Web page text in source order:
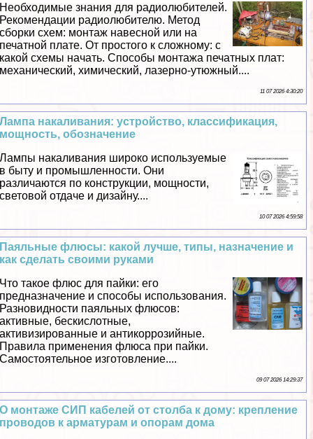
Необходимые знания для радиолюбителей.
Рекомендации радиолюбителю. Метод
сборки схем: монтаж навесной или на
печатной плате. От простого к сложному: с
какой схемы начать. Способы монтажа печатных плат:
механический, химический, лазерно-утюжный....
11 07 2026 4:30:20
Лампа накаливания: устройство, классификация,
мощность, обозначение
Лампы накаливания широко используемые
в быту и промышленности. Они
различаются по конструкции, мощности,
световой отдаче и дизайну....
10 07 2026 4:59:58
Паяльные флюсы: какой лучше, типы, назначение и
как сделать своими руками
Что такое флюс для пайки: его
предназначение и способы использования.
Разновидности паяльных флюсов:
активные, бескислотные,
активизированные и антикоррозийные.
Правила применения флюса при пайки.
Самостоятельное изготовление....
09 07 2026 14:29:37
О монтаже СИП кабелей от столба к дому: крепление
проводов к арматурам и опорам дома